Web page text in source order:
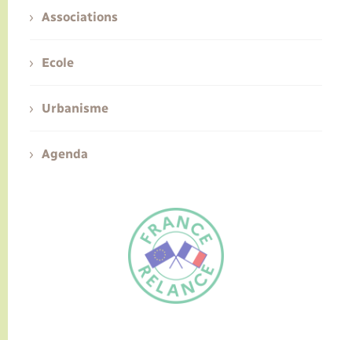
FR
Associations
Ecole
Urbanisme
Agenda